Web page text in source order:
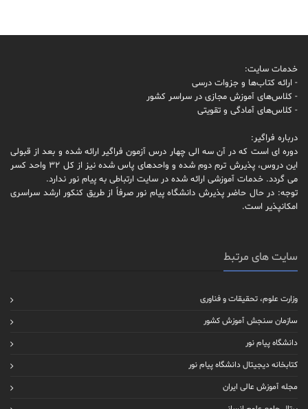
خدمات سایت:
- ارائه کتاب‌ها و جزوات درسی
- کلاس‌های آموزش مجازی در سراسر کشور
- کلاس‌های آمادگی و تقویتی
درباره فراگیر:
دوره ای است که در آن سه الی چهار درس آزمون فراگیر ارائه شده و بعد از قبولی
این دروس، پذیرش ترم دوم شده و واحدهای پاس شده نیز از کل 32 واحد کسر
می گردد. خدمات آموزشی ارائه شده در سایت ارتباطی به پیام نور ندارد.
توجه: در حال حاضر پذیرش دانشگاه پیام نور صرفاً از طریق کنکور ارشد سراسری
امکانپذیر است.
سایت های مرتبط
وزارت علوم، تحقیقات و فناوری
سازمان سنجش آموزش کشور
دانشگاه پیام نور
کتابخانه دیجیتال دانشگاه پیام نور
مجله آموزش عالی ایران